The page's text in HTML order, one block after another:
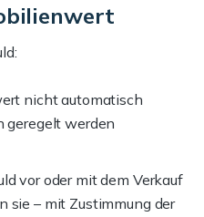
nicht automatisch
geregelt werden
vor oder mit dem Verkauf
sie – mit Zustimmung der